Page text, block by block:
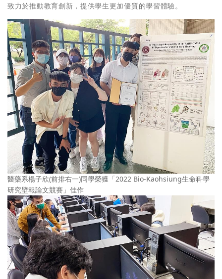
致力於推動教育創新，提供學生更加優質的學習體驗。
醫藥系楊子欣(前排右一)同學榮獲「2022 Bio-Kaohsiung生命科學
研究壁報論文競賽」佳作